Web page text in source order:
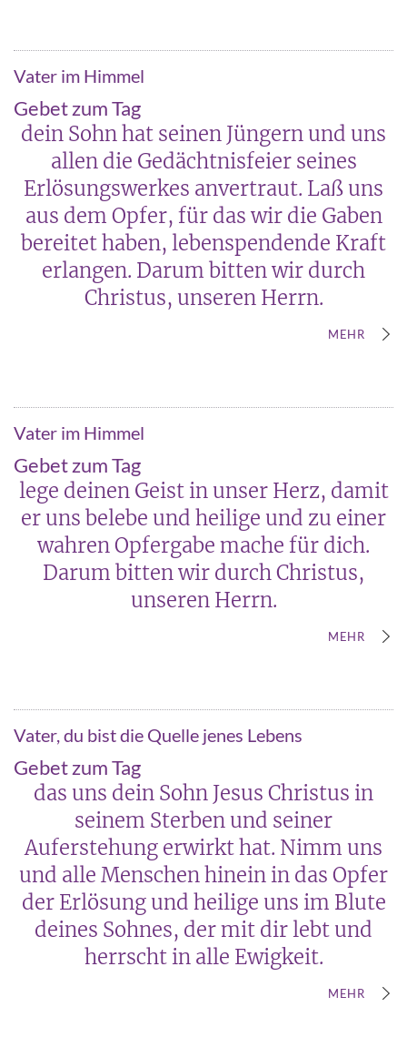
Vater im Himmel
Gebet zum Tag
dein Sohn hat seinen Jüngern und uns
allen die Gedächtnisfeier seines
Erlösungswerkes anvertraut. Laß uns
aus dem Opfer, für das wir die Gaben
bereitet haben, lebenspendende Kraft
erlangen. Darum bitten wir durch
Christus, unseren Herrn.
MEHR
Vater im Himmel
Gebet zum Tag
lege deinen Geist in unser Herz, damit
er uns belebe und heilige und zu einer
wahren Opfergabe mache für dich.
Darum bitten wir durch Christus,
unseren Herrn.
MEHR
Vater, du bist die Quelle jenes Lebens
Gebet zum Tag
das uns dein Sohn Jesus Christus in
seinem Sterben und seiner
Auferstehung erwirkt hat. Nimm uns
und alle Menschen hinein in das Opfer
der Erlösung und heilige uns im Blute
deines Sohnes, der mit dir lebt und
herrscht in alle Ewigkeit.
MEHR